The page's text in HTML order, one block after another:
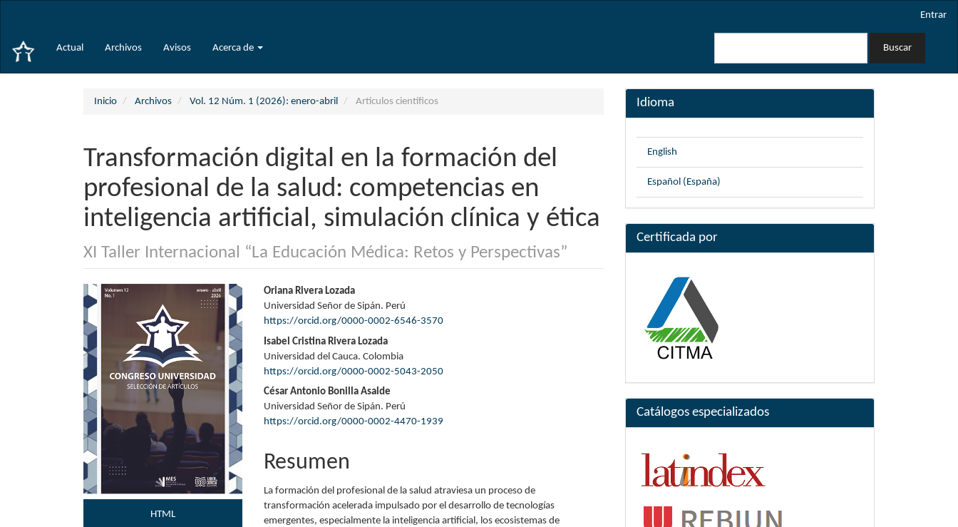
principal
Entrar
Actual Archivos Avisos Acerca de Buscar
Inicio Archivos Vol. 12 Núm. 1 (2026): enero-abril Artículos científicos
Transformación digital en la formación del
profesional de la salud: competencias en
inteligencia artificial, simulación clínica y ética
XI Taller Internacional “La Educación Médica: Retos y Perspectivas”
Barra
lateral
del
artículo
HTML
Contenido
principal
del
artículo
Oriana Rivera Lozada
Universidad Señor de Sipán. Perú
https://orcid.org/0000-0002-6546-3570
Isabel Cristina Rivera Lozada
Universidad del Cauca. Colombia
https://orcid.org/0000-0002-5043-2050
César Antonio Bonilla Asalde
Universidad Señor de Sipán. Perú
https://orcid.org/0000-0002-4470-1939
Resumen
La formación del profesional de la salud atraviesa un proceso de
transformación acelerada impulsado por el desarrollo de tecnologías
emergentes, especialmente la inteligencia artificial, los ecosistemas de
Idioma
English
Español (España)
Certificada por
Catálogos especializados